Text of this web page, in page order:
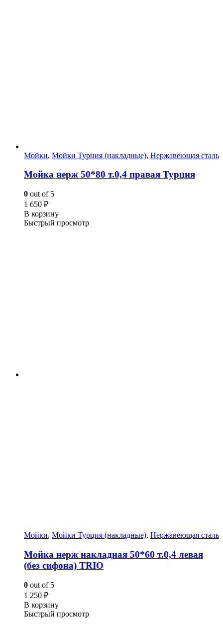
Мойки, Мойки Турция (накладные), Нержавеющая сталь
Мойка нерж 50*80 т.0,4 правая Турция
0 out of 5
1 650 ₽
В корзину
Быстрый просмотр
Мойки, Мойки Турция (накладные), Нержавеющая сталь
Мойка нерж накладная 50*60 т.0,4 левая
(без сифона) TRIO
0 out of 5
1 250 ₽
В корзину
Быстрый просмотр